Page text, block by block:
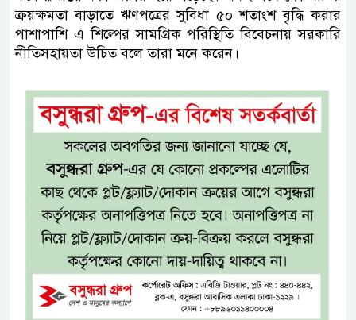
ক্রয়ক্ষমতা বাড়াতে ঋণপত্রের সুবিধা ৫০ শতাংশ বৃদ্ধি করার
পাশাপাশি এ শিল্পের সামগ্রিক পরিস্থিতি বিবেচনায় সরকারি
নীতিসহায়তা উচিত বলে তারা মনে করেন।